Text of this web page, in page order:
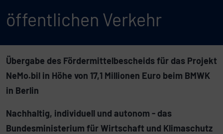
öffentlichen Verkehr
Übergabe des Fördermittelbescheids für das Projekt
NeMo.bil in Höhe von 17,1 Millionen Euro beim BMWK
in Berlin
Nachhaltig, individuell und autonom - das
Bundesministerium für Wirtschaft und Klimaschutz